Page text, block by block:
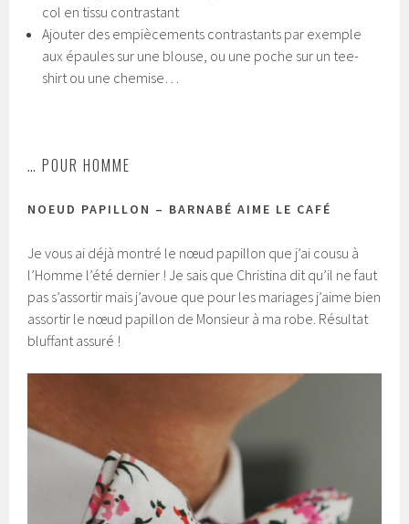
col en tissu contrastant
Ajouter des empiècements contrastants par exemple
aux épaules sur une blouse, ou une poche sur un tee-
shirt ou une chemise…
… POUR HOMME
NOEUD PAPILLON – BARNABÉ AIME LE CAFÉ
Je vous ai déjà montré le nœud papillon que j’ai cousu à
l’Homme l’été dernier ! Je sais que Christina dit qu’il ne faut
pas s’assortir mais j’avoue que pour les mariages j’aime bien
assortir le nœud papillon de Monsieur à ma robe. Résultat
bluffant assuré !